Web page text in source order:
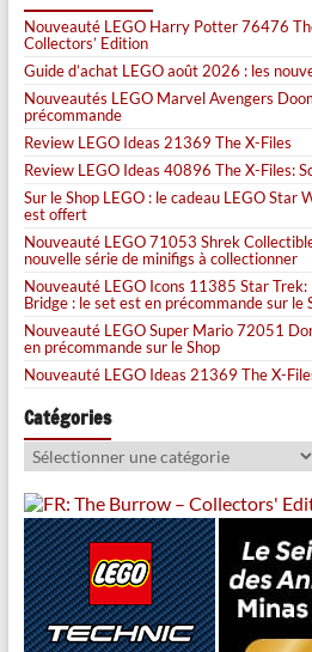
Nouveauté LEGO Harry Potter 76476
Collectors’ Edition
Guide d’achat LEGO août 2026 : les
Nouveautés LEGO Marvel Avengers
précommande
Review LEGO Ideas 21369 The X-Files
Review LEGO Ideas 40896 The X-Files:
Sur le Shop LEGO : le cadeau LEGO
est offert
Nouveauté LEGO 71053 Shrek
nouvelle série de minifigs à collectionner
Nouveauté LEGO Icons 11385 Star
Bridge : le set est en précommande sur le
Nouveauté LEGO Super Mario 72051
en précommande sur le Shop
Nouveauté LEGO Ideas 21369 The X-
Catégories
Catégories